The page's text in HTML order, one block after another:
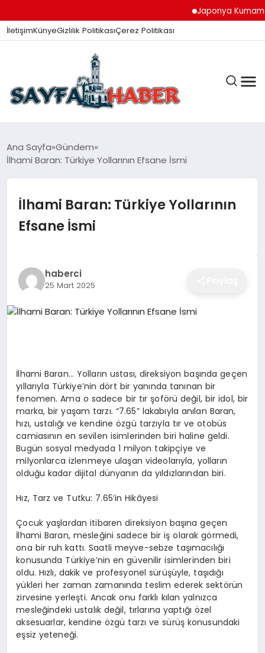
Japonya Kumamoto
İletişimKünyeGizlilik PolitikasıÇerez Politikası
ANA SAYFA
İZMIR HABERLERI
EĞITIM
SPOR
YAŞAM
DIĞER
Ana Sayfa Gündem
İlhami Baran: Türkiye Yollarının Efsane İsmi
İlhami Baran: Türkiye Yollarının
Efsane İsmi
haberci
25 Mart 2025
İlhami Baran… Yolların ustası, direksiyon başında geçen
yıllarıyla Türkiye’nin dört bir yanında tanınan bir
fenomen. Ama o sadece bir tır şoförü değil, bir idol, bir
marka, bir yaşam tarzı. “7.65” lakabıyla anılan Baran,
hızı, ustalığı ve kendine özgü tarzıyla tır ve otobüs
camiasının en sevilen isimlerinden biri haline geldi.
Bugün sosyal medyada 1 milyon takipçiye ve
milyonlarca izlenmeye ulaşan videolarıyla, yolların
olduğu kadar dijital dünyanın da yıldızlarından biri.
Hız, Tarz ve Tutku: 7.65’in Hikâyesi
Çocuk yaşlardan itibaren direksiyon başına geçen
İlhami Baran, mesleğini sadece bir iş olarak görmedi,
ona bir ruh kattı. Saatli meyve-sebze taşımacılığı
konusunda Türkiye’nin en güvenilir isimlerinden biri
oldu. Hızlı, dakik ve profesyonel sürüşüyle, taşıdığı
yükleri her zaman zamanında teslim ederek sektörün
zirvesine yerleşti. Ancak onu farklı kılan yalnızca
mesleğindeki ustalık değil, tırlarına yaptığı özel
aksesuarlar, kendine özgü tarzı ve sürüş konusundaki
eşsiz yeteneği.